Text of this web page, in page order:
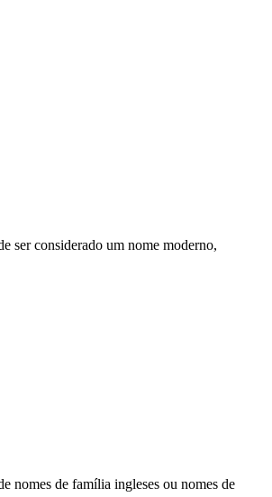
ser considerado um nome moderno,
nomes de família ingleses ou nomes de